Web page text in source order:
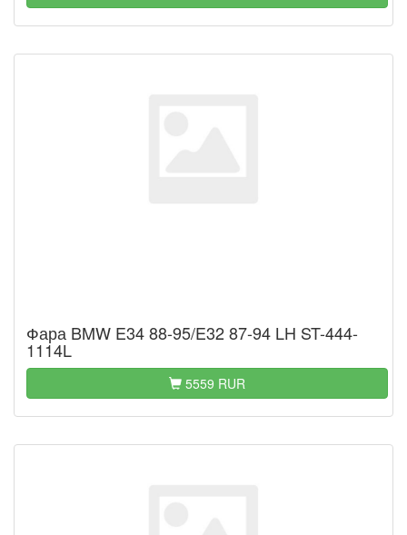
Фара BMW E34 88-95/E32 87-94 LH ST-444-
1114L
5559 RUR